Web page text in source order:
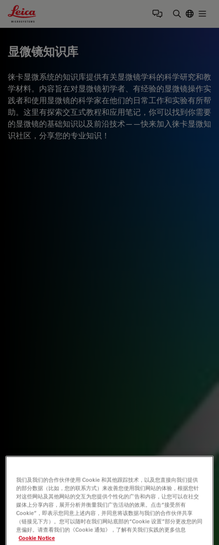
Leica Microsystems Logo
显微镜知识库
徕卡显微系统的知识库提供有关显微镜学科的科学研究和教
学材料。内容旨在对显微镜初学者、有经验的显微镜操作实
践者和使用显微镜的科学家在他们的日常工作和实验有所帮
助。这里有探索交互式教程和应用笔记，你可以找到你需要
的显微镜的基础知识以及前沿技术——快来加入徕卡显微知
识社区，分享您的专业知识！
我们及我们的合作伙伴使用 Cookie 和其他跟踪技术，以及您直接向我们提供
的部分数据（比如，您的联系方式）来改善您使用我们网站的体验，根据您针
对这些网站及其他网站的交互为您提供个性化的广告和内容，让您可以在社交
媒体上分享内容，展开分析并衡量我们广告活动的效果。点击“接受所有
Cookie”，即表示您同意上述内容，并同意将该数据与我们的合作伙伴共享
（链接见下方）。您可以随时在我们网站底部的“Cookie 设置”部分更改您的同
意偏好。请查看我们的《Cookie 通知》，了解有关我们实践的更多信息
Cookie Notice